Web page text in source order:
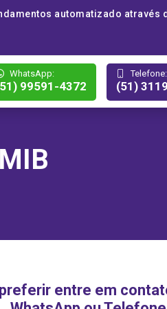
automatizado através
WhatsApp:
99591-4372
Telefone:
(51)
entre em